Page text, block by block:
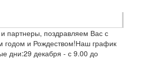
партнеры, поздравляем Вас с
и Рождеством!Наш график
дни:29 декабря - с 9.00 до